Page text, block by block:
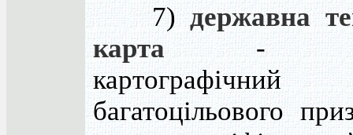
7)державна
карта -
багатоцільового